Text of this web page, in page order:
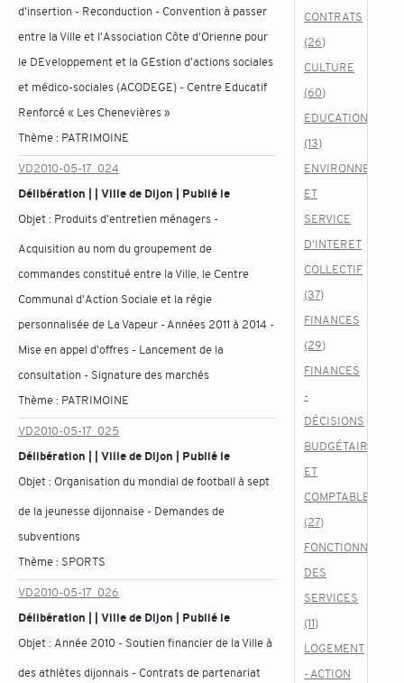
d'insertion - Reconduction - Convention à passer
entre la Ville et l'Association Côte d'Orienne pour
le DEveloppement et la GEstion d'actions sociales
et médico-sociales (ACODEGE) - Centre Educatif
Renforcé « Les Chenevières »
Thème : PATRIMOINE
VD2010-05-17_024
Délibération | | Ville de Dijon | Publié le
Objet : Produits d'entretien ménagers -
Acquisition au nom du groupement de
commandes constitué entre la Ville, le Centre
Communal d'Action Sociale et la régie
personnalisée de La Vapeur - Années 2011 à 2014 -
Mise en appel d'offres - Lancement de la
consultation - Signature des marchés
Thème : PATRIMOINE
VD2010-05-17_025
Délibération | | Ville de Dijon | Publié le
Objet : Organisation du mondial de football à sept
de la jeunesse dijonnaise - Demandes de
subventions
Thème : SPORTS
VD2010-05-17_026
Délibération | | Ville de Dijon | Publié le
Objet : Année 2010 - Soutien financier de la Ville à
des athlètes dijonnais - Contrats de partenariat
CONTRATS
(26)
CULTURE
(60)
EDUCATION
(13)
ENVIRONNEMENT
ET
SERVICE
D'INTERET
COLLECTIF
(37)
FINANCES
(29)
FINANCES
-
DÉCISIONS
BUDGÉTAIRES
ET
COMPTABLES
(27)
DES
SERVICES
(11)
LOGEMENT
- ACTION